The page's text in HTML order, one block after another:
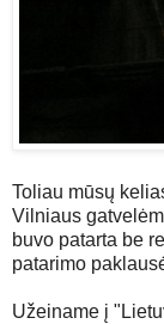
Toliau mūsų
Vilniaus
buvo patarta be
patarimo
Užeiname į